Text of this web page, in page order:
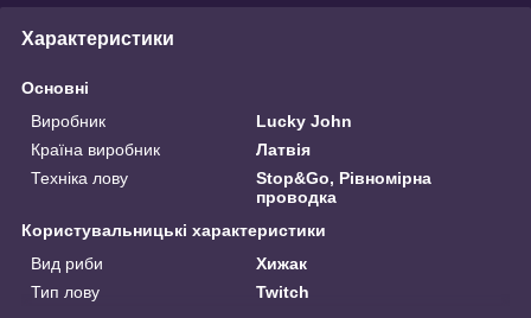
Характеристики
Основні
Виробник
Lucky John
Країна виробник
Латвія
Техніка лову
Stop&Go, Рівномірна
проводка
Користувальницькі характеристики
Вид риби
Хижак
Тип лову
Twitch